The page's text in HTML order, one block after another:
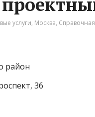
услуги, Москва, Справочная
район
36